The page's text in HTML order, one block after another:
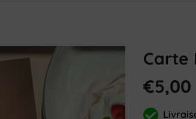
Carte
€5,00